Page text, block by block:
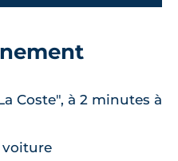
Coste", à 2 minutes à
voiture